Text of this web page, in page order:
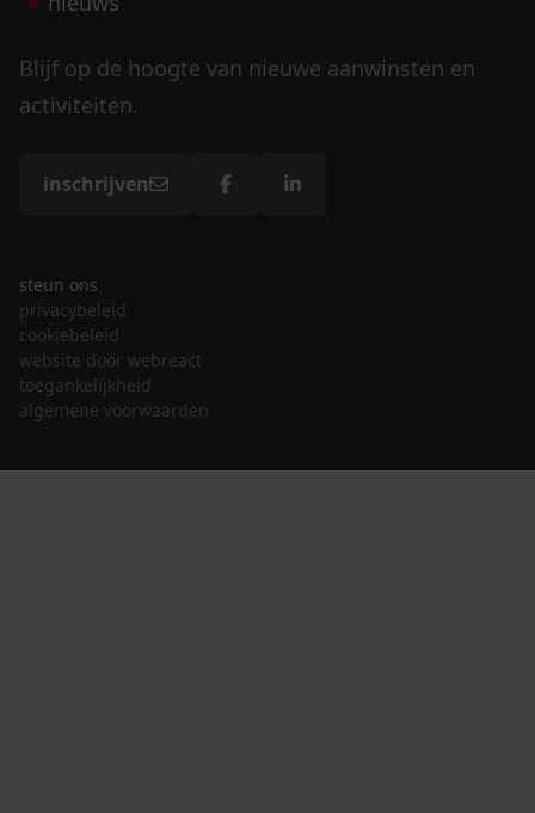
Blijf op de hoogte van nieuwe aanwinsten en
activiteiten.
inschrijven
steun ons
privacybeleid
cookiebeleid
website door webreact
toegankelijkheid
algemene voorwaarden